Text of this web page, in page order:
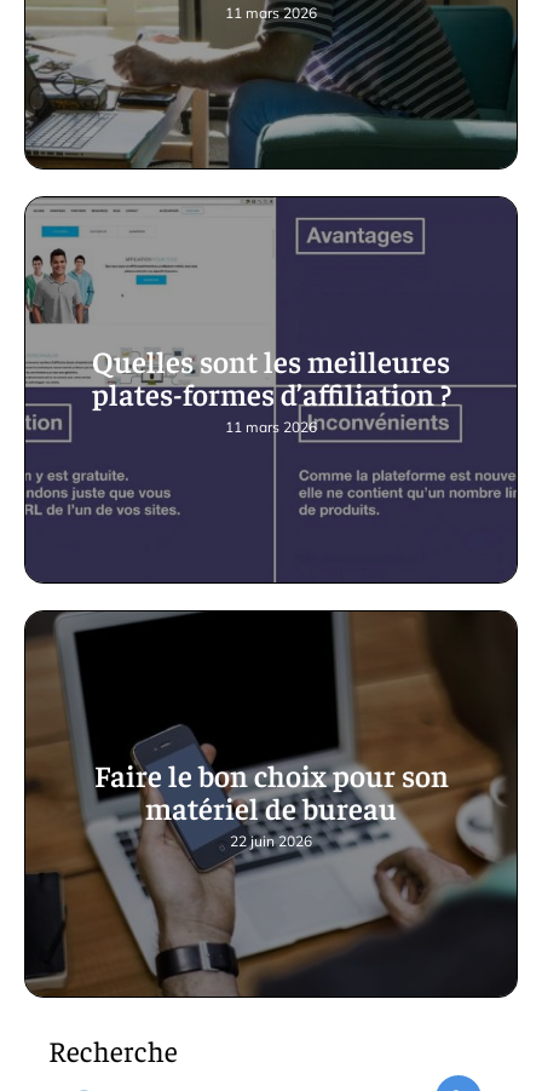
11 mars 2026
Quelles sont les meilleures
plates-formes d’affiliation ?
11 mars 2026
Faire le bon choix pour son
matériel de bureau
22 juin 2026
Recherche